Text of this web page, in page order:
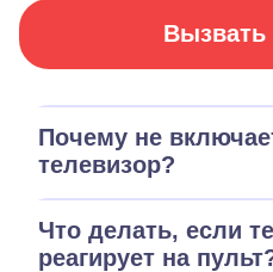
Вызвать
Почему не
телевизор?
Что делать, если
реагирует на